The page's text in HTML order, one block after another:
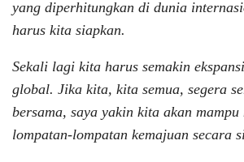
yang diperhitungkan di dunia
harus kita siapkan.
Sekali lagi kita harus semakin
global. Jika kita, kita semua, segera
bersama, saya yakin kita akan mampu
lompatan-lompatan kemajuan secara